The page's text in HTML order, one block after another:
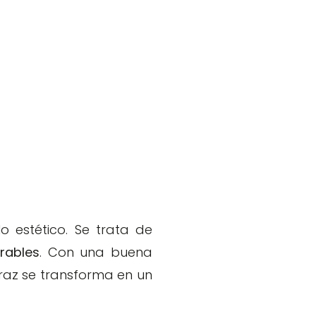
estético. Se trata de
. Con una buena
se transforma en un